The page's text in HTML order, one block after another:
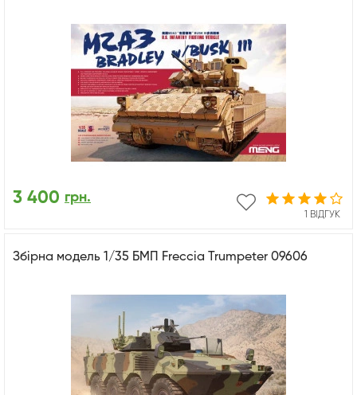
1 ВІДГУК
3 400 грн.
Збірна модель 1/35 БМП Freccia Trumpeter 09606